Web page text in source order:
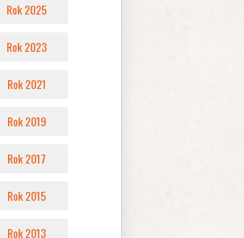
Rok 2025
Rok 2023
Rok 2021
Rok 2019
Rok 2017
Rok 2015
Rok 2013